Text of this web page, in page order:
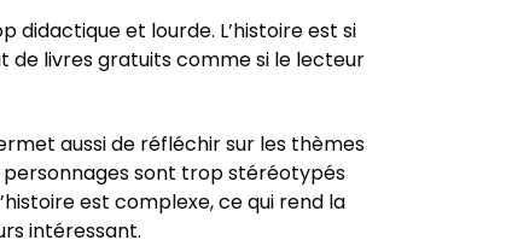
et lourde. L’histoire est si
de livres gratuits comme si le lecteur
aussi de réfléchir sur les thèmes
personnages sont trop stéréotypés
est complexe, ce qui rend la
intéressant.